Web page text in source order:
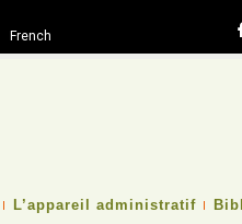
French
L’appareil administratif